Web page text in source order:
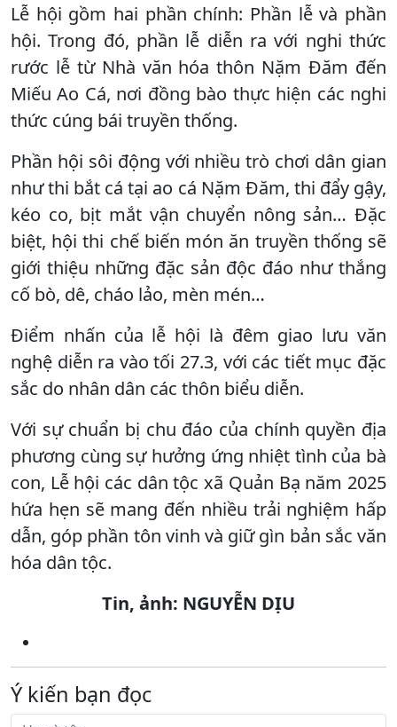
Lễ hội gồm hai phần chính: Phần lễ và phần
hội. Trong đó, phần lễ diễn ra với nghi thức
rước lễ từ Nhà văn hóa thôn Nặm Đăm đến
Miếu Ao Cá, nơi đồng bào thực hiện các nghi
thức cúng bái truyền thống.
Phần hội sôi động với nhiều trò chơi dân gian
như thi bắt cá tại ao cá Nặm Đăm, thi đẩy gậy,
kéo co, bịt mắt vận chuyển nông sản… Đặc
biệt, hội thi chế biến món ăn truyền thống sẽ
giới thiệu những đặc sản độc đáo như thắng
cố bò, dê, cháo lảo, mèn mén…
Điểm nhấn của lễ hội là đêm giao lưu văn
nghệ diễn ra vào tối 27.3, với các tiết mục đặc
sắc do nhân dân các thôn biểu diễn.
Với sự chuẩn bị chu đáo của chính quyền địa
phương cùng sự hưởng ứng nhiệt tình của bà
con, Lễ hội các dân tộc xã Quản Bạ năm 2025
hứa hẹn sẽ mang đến nhiều trải nghiệm hấp
dẫn, góp phần tôn vinh và giữ gìn bản sắc văn
hóa dân tộc.
Tin, ảnh: NGUYỄN DỊU
Ý kiến bạn đọc